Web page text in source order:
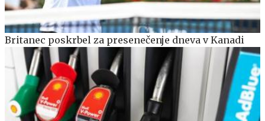
Britanec poskrbel za presenečenje dneva v Kanadi